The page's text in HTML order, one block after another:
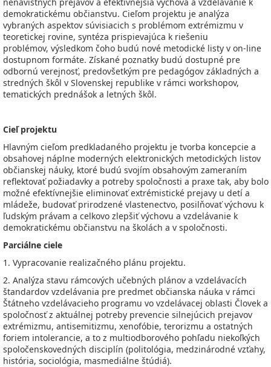
demokratickému občianstvu. Cieľom projektu je analýza
vybraných aspektov súvisiacich s problémom extrémizmu v
teoretickej rovine, syntéza prispievajúca k riešeniu
problémov, výsledkom čoho budú nové metodické listy v on-line
dostupnom formáte. Získané poznatky budú dostupné pre
odbornú verejnosť, predovšetkým pre pedagógov základných a
stredných škôl v Slovenskej republike v rámci workshopov,
tematických prednášok a letných škôl.
Cieľ projektu
Hlavným cieľom predkladaného projektu je tvorba koncepcie a
obsahovej náplne moderných elektronických metodických listov
občianskej náuky, ktoré budú svojím obsahovým zameraním
reflektovať požiadavky a potreby spoločnosti a praxe tak, aby bolo
možné efektívnejšie eliminovať extrémistické prejavy u detí a
mládeže, budovať prirodzené vlastenectvo, posilňovať výchovu k
ľudským právam a celkovo zlepšiť výchovu a vzdelávanie k
demokratickému občianstvu na školách a v spoločnosti.
Parciálne ciele
1. Vypracovanie realizačného plánu projektu.
2. Analýza stavu rámcových učebných plánov a vzdelávacích
štandardov vzdelávania pre predmet občianska náuka v rámci
Štátneho vzdelávacieho programu vo vzdelávacej oblasti Človek a
spoločnosť z aktuálnej potreby prevencie silnejúcich prejavov
extrémizmu, antisemitizmu, xenofóbie, terorizmu a ostatných
foriem intolerancie, a to z multiodborového pohľadu niekoľkých
spoločenskovedných disciplín (politológia, medzinárodné vzťahy,
história, sociológia, masmediálne štúdiá).